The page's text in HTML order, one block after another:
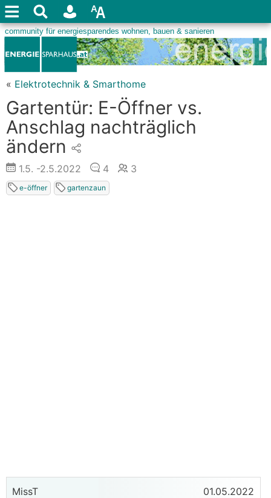
« Elektrotechnik & Smarthome
Gartentür: E-Öffner vs.
Anschlag nachträglich
ändern
1.5. -2.5.2022 4 3
e-öffner gartenzaun
MissT 01.05.2022